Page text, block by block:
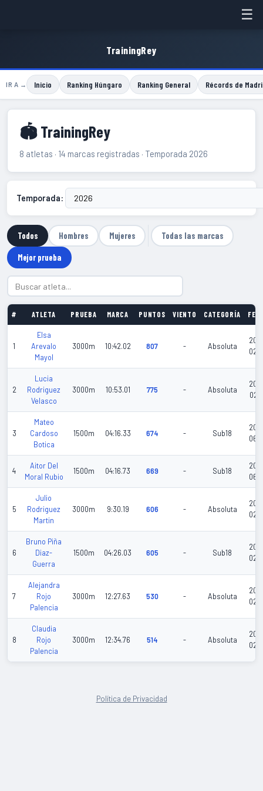
☰
TrainingRey
IR A → Inicio Ranking Húngaro Ranking General Récords de
🏟 TrainingRey
8 atletas · 14 marcas registradas · Temporada 2026
Temporada:
Todos Hombres Mujeres Todas las marcas
Mejor prueba
# ATLETA PRUEBA MARCA PUNTOS VIENTO CATEGORÍA
1
Elsa
Arevalo
Mayol
3000m 10:42.02 807 - Absoluta
02-
2
Lucia
Rodriguez
Velasco
3000m 10:53.01 775 - Absoluta
02-
3
Mateo
Cardoso
Botica
1500m 04:16.33 674 - Sub18
06-
4
Aitor Del
Moral Rubio
1500m 04:16.73 669 - Sub18
06-
5
Julio
Rodriguez
Martin
3000m 9:30.19 606 - Absoluta
02-
6
Bruno Piña
Diaz-
Guerra
1500m 04:26.03 605 - Sub18
02-
7
Alejandra
Rojo
Palencia
3000m 12:27.63 530 - Absoluta
02-
8
Claudia
Rojo
Palencia
3000m 12:34.76 514 - Absoluta
02-
Política de Privacidad